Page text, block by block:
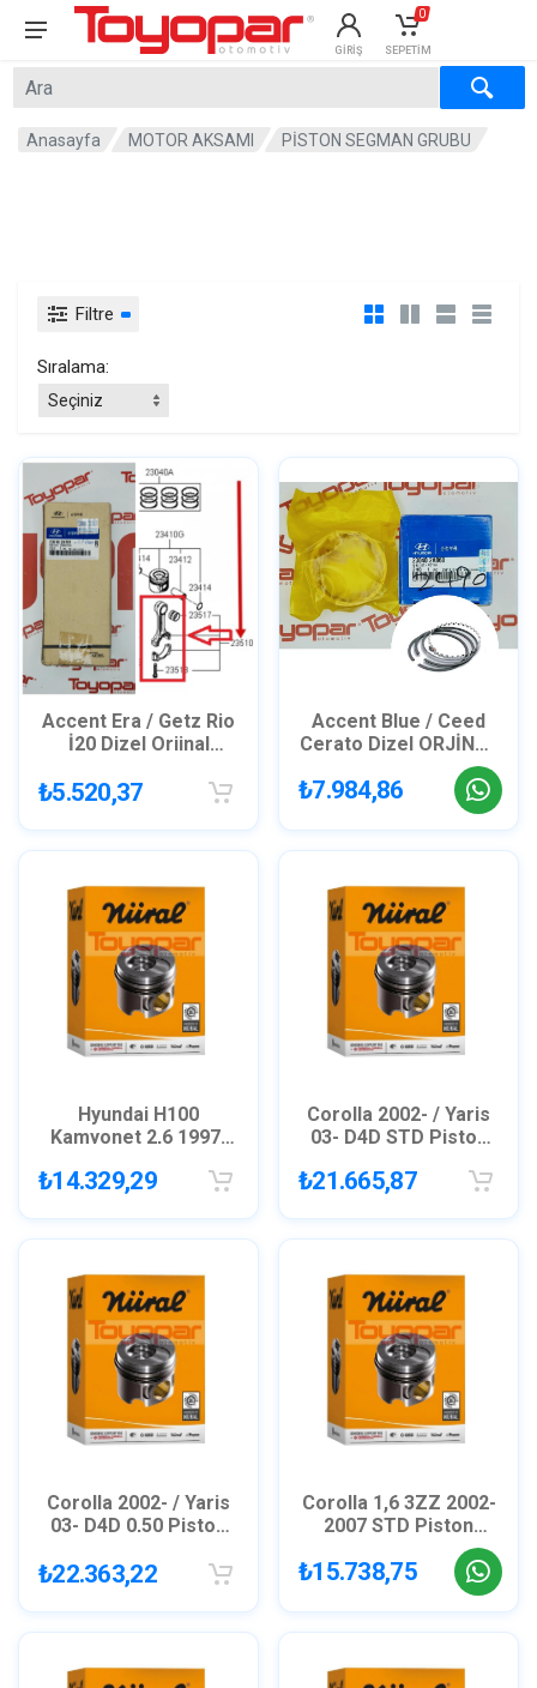
GIRIŞ
0
SEPETIM
×
×
Anasayfa MOTOR AKSAMI PİSTON SEGMAN GRUBU
Filtre
Sıralama:
Accent Era / Getz Rio
İ20 Dizel Orjinal
235102A701
₺5.520,37
Accent Blue / Ceed
Cerato Dizel ORJİNAL
230402A960
₺7.984,86
Hyundai H100
Kamyonet 2,6 1997-
8771136
₺14.329,29
Corolla 2002- / Yaris
03- D4D STD Piston
8772067
₺21.665,87
Corolla 2002- / Yaris
03- D4D 0,50 Piston
8772067
₺22.363,22
Corolla 1,6 3ZZ 2002-
2007 STD Piston
Segman / GOETZE
8772068
₺15.738,75